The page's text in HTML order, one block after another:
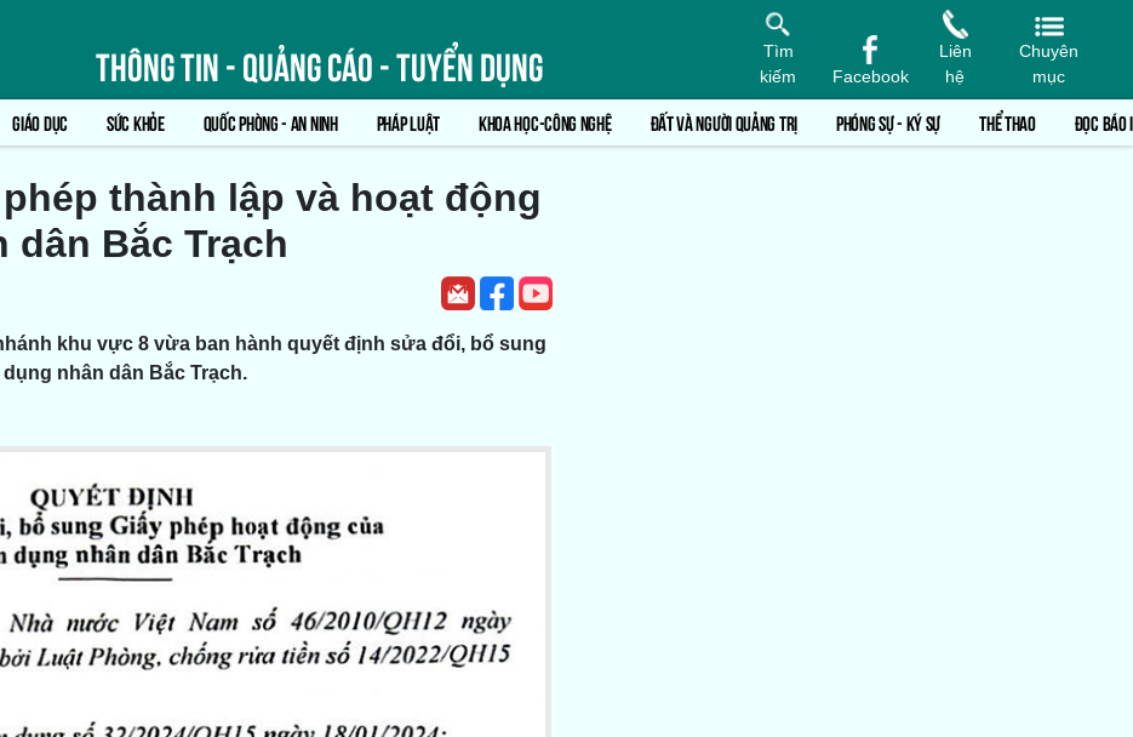
Thông tin - Quảng cáo - Tuyển dụng
Tìm
kiếm
Facebook
Liên
hệ
Chuyên
mục
GIÁO DỤC SỨC KHỎE QUỐC PHÒNG - AN NINH PHÁP LUẬT KHOA HỌC-CÔNG NGHỆ ĐẤT VÀ NGƯỜI QUẢNG TRỊ PHÓNG SỰ - KÝ SỰ THỂ THAO ĐỌC BÁO
thành lập và hoạt động
dân Bắc Trạch
khu vực 8 vừa ban hành quyết định sửa đổi, bổ sung
nhân dân Bắc Trạch.